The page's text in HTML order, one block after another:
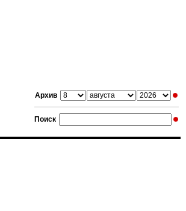
Архив
Поиск